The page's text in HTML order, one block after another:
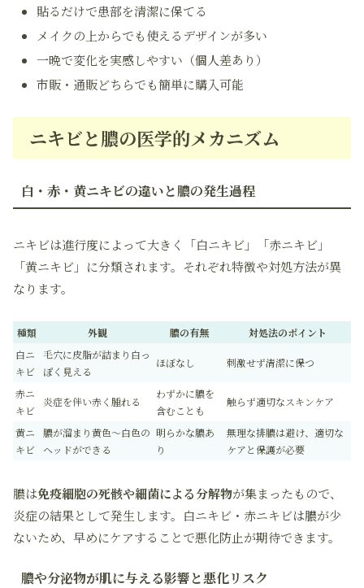
貼るだけで患部を清潔に保てる
メイクの上からでも使えるデザインが多い
一晩で変化を実感しやすい（個人差あり）
市販・通販どちらでも簡単に購入可能
ニキビと膿の医学的メカニズム
白・赤・黄ニキビの違いと膿の発生過程
ニキビは進行度によって大きく「白ニキビ」「赤ニキビ」
「黄ニキビ」に分類されます。それぞれ特徴や対処方法が異
なります。
種類 外観 膿の有無
対処法のポイント
白ニ
キビ
毛穴に皮脂が詰まり白っ
ぽく見える
ほぼなし 刺激せず清潔に保つ
赤ニ
キビ
炎症を伴い赤く腫れる
わずかに膿を
含むことも
触らず適切なスキンケア
黄ニ
キビ
膿が溜まり黄色〜白色の
ヘッドができる
明らかな膿あ
り
無理な排膿は避け、適切な
ケアと保護が必要
膿は免疫細胞の死骸や細菌による分解物が集まったもので、
炎症の結果として発生します。白ニキビ・赤ニキビは膿が少
ないため、早めにケアすることで悪化防止が期待できます。
膿や分泌物が肌に与える影響と悪化リスク